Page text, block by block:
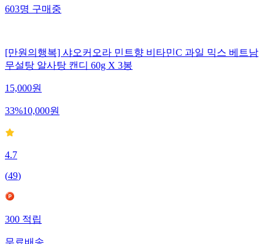
603명구매중
[만원의행복] 샤오커오라 민트향 비타민C 과일 믹스 베트남
무설탕 알사탕 캔디 60g X 3봉
15,000원
33%10,000원
4.7
(49)
300적립